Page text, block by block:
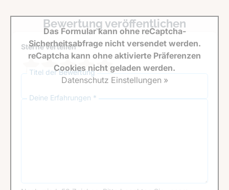
Bewertung veröffentlichen
Sterne verteilen *
Titel der Bewertung
Deine Erfahrungen *
Das Formular kann ohne reCaptcha-
Sicherheitsabfrage nicht versendet werden.
reCaptcha kann ohne aktivierte Präferenzen
Cookies nicht geladen werden.
Datenschutz Einstellungen »